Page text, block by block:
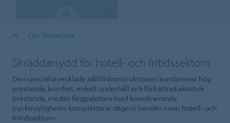
Om Showtime
Skräddarsydd för hotell- och fritidssektorn
Den specialutvecklade nålfiltskonstruktionen kombinerar hög
prestanda, komfort, enkelt underhåll och förbättrad akustisk
prestanda, medan färgpaletten med koordinerande
tryckmöjligheter kompletterar dagens trender inom hotell- och
fritidssektorn.